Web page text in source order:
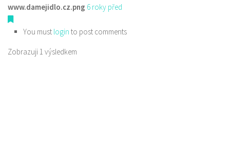
www.damejidlo.cz.png 6 roky před
You must login to post comments
Zobrazuji 1 výsledkem